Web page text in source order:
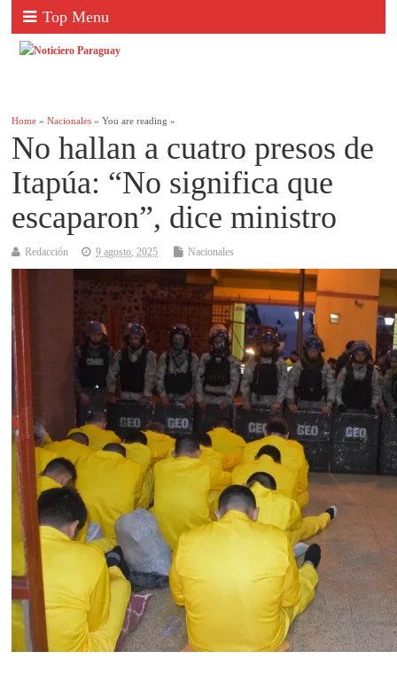
Top Menu
Home »Nacionales » You are reading »
No hallan a cuatro presos de
Itapúa: “No significa que
escaparon”, dice ministro
Redacción 9 agosto, 2025 Nacionales